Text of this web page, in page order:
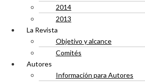
2014
2013
La Revista
Objetivo y alcance
Comités
Autores
Información para Autores